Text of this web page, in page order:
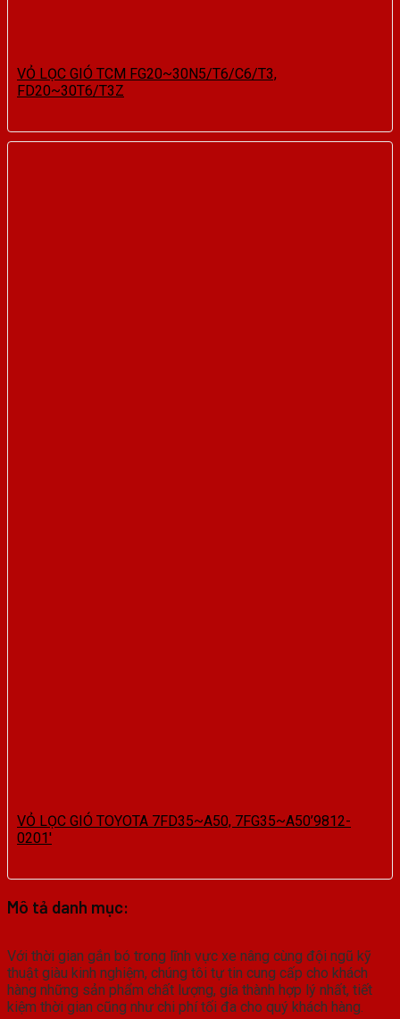
VỎ LỌC GIÓ TCM FG20~30N5/T6/C6/T3,
FD20~30T6/T3Z
VỎ LỌC GIÓ TOYOTA 7FD35~A50, 7FG35~A50’9812-
0201′
Mô tả danh mục:
Với thời gian gắn bó trong lĩnh vực xe nâng cùng đội ngũ kỹ
thuật giàu kinh nghiệm, chúng tôi tự tin cung cấp cho khách
hàng những sản phẩm chất lượng, gía thành hợp lý nhất, tiết
kiệm thời gian cũng như chi phí tối đa cho quý khách hàng.